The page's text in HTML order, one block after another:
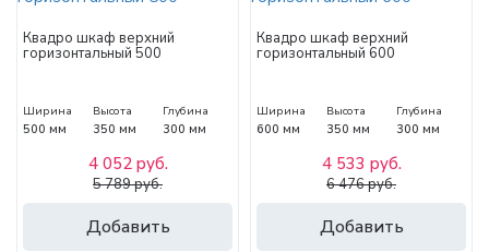
Квадро шкаф верхний
горизонтальный 500
Ширина
500 мм
Высота
350 мм
Глубина
300 мм
Добавить
4 052 руб.
5 789 руб.
Квадро шкаф верхний
горизонтальный 600
Ширина
600 мм
Высота
350 мм
Глубина
300 мм
Добавить
4 533 руб.
6 476 руб.